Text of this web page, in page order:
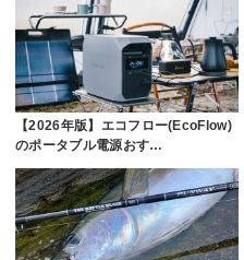
【2026年版】エコフロー(EcoFlow)
のポータブル電源おす…